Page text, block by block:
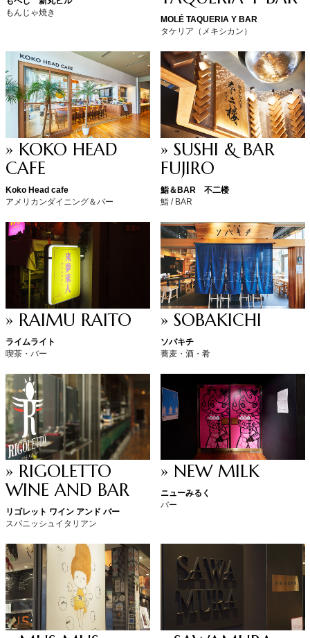
もんじゃ焼き
MOLÉ TAQUERIA Y BAR
タケリア（メキシカン）
» KOKO HEAD
CAFE
Koko Head cafe
アメリカンダイニング＆バー
» SUSHI & BAR
FUJIRO
鮨＆BAR 不二楼
鮨 / BAR
» RAIMU RAITO
ライムライト
喫茶・バー
» SOBAKICHI
ソバキチ
蕎麦・酒・肴
» RIGOLETTO
WINE AND BAR
リゴレット ワイン アンド バー
スパニッシュイタリアン
» NEW MILK
ニューみるく
バー